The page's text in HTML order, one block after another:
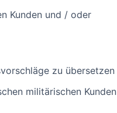
Kunden und / oder
zu übersetzen
militärischen Kunden